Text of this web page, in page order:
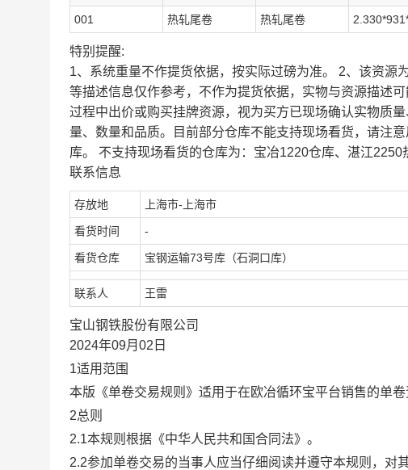
001 热轧尾卷 热轧尾卷
特别提醒:
1、系统重量不作提货依据，按实际过磅为准。 2、该资
等描述信息仅作参考，不作为提货依据，实物与资源描述
过程中出价或购买挂牌资源，视为买方已现场确认实物质
量、数量和品质。目前部分仓库不能支持现场看货，请注
库。 不支持现场看货的仓库为：宝冶1220仓库、湛江2250
联系信息
存放地 上海市-上海市
看货时间 -
看货仓库 宝钢运输73号库（石洞口库）
联系人 王雷
宝山钢铁股份有限公司
2024年09月02日
1适用范围
本版《单卷交易规则》适用于在欧冶循环宝平台销售的单卷
2总则
2.1本规则根据《中华人民共和国合同法》。
2.2参加单卷交易的当事人应当仔细阅读并遵守本规则，